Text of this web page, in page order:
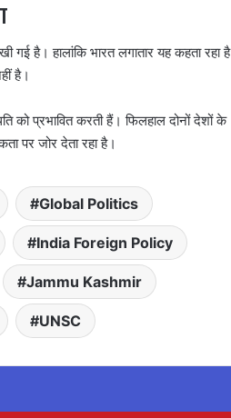
गई है। हालांकि भारत लगातार यह कहता रहा है
है।
को प्रभावित करती हैं। फिलहाल दोनों देशों के
पर जोर देता रहा है।
Global Politics
India Foreign Policy
Jammu Kashmir
UNSC